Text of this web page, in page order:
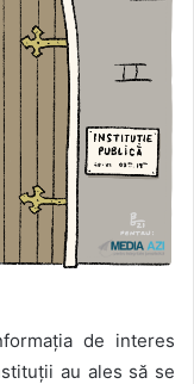
de interes
au ales să se